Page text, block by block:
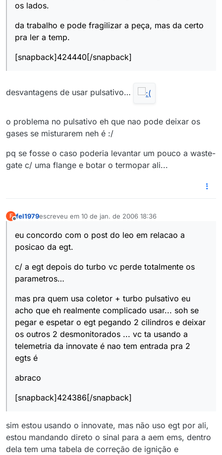
os lados.
da trabalho e pode fragilizar a peça, mas da certo
pra ler a temp.
[snapback]424440[/snapback]
desvantagens de usar pulsativo…
o problema no pulsativo eh que nao pode deixar os
gases se misturarem neh é :/
pq se fosse o caso poderia levantar um pouco a waste-
gate c/ uma flange e botar o termopar ali...
F fel1979escreveu em 10 de jan. de 2006 18:36
última edição por
eu concordo com o post do leo em relacao a
posicao da egt.
c/ a egt depois do turbo vc perde totalmente os
parametros…
mas pra quem usa coletor + turbo pulsativo eu
acho que eh realmente complicado usar... soh se
pegar e espetar o egt pegando 2 cilindros e deixar
os outros 2 desmonitorados ... vc ta usando a
telemetria da innovate é nao tem entrada pra 2
egts é
abraco
[snapback]424386[/snapback]
sim estou usando o innovate, mas não uso egt por ali,
estou mandando direto o sinal para a aem ems, dentro
dela tem uma tabela de correção de ignição e